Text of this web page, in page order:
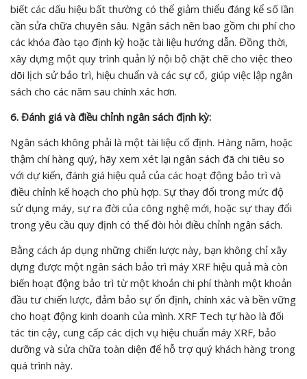
biết các dấu hiệu bất thường có thể giảm thiểu đáng kể số lần
cần sửa chữa chuyên sâu. Ngân sách nên bao gồm chi phí cho
các khóa đào tạo định kỳ hoặc tài liệu hướng dẫn. Đồng thời,
xây dựng một quy trình quản lý nội bộ chặt chẽ cho việc theo
dõi lịch sử bảo trì, hiệu chuẩn và các sự cố, giúp việc lập ngân
sách cho các năm sau chính xác hơn.
6. Đánh giá và điều chỉnh ngân sách định kỳ:
Ngân sách không phải là một tài liệu cố định. Hàng năm, hoặc
thậm chí hàng quý, hãy xem xét lại ngân sách đã chi tiêu so
với dự kiến, đánh giá hiệu quả của các hoạt động bảo trì và
điều chỉnh kế hoạch cho phù hợp. Sự thay đổi trong mức độ
sử dụng máy, sự ra đời của công nghệ mới, hoặc sự thay đổi
trong yêu cầu quy định có thể đòi hỏi điều chỉnh ngân sách.
Bằng cách áp dụng những chiến lược này, bạn không chỉ xây
dựng được một ngân sách bảo trì máy XRF hiệu quả mà còn
biến hoạt động bảo trì từ một khoản chi phí thành một khoản
đầu tư chiến lược, đảm bảo sự ổn định, chính xác và bền vững
cho hoạt động kinh doanh của mình. XRF Tech tự hào là đối
tác tin cậy, cung cấp các dịch vụ hiệu chuẩn máy XRF, bảo
dưỡng và sửa chữa toàn diện để hỗ trợ quý khách hàng trong
quá trình này.